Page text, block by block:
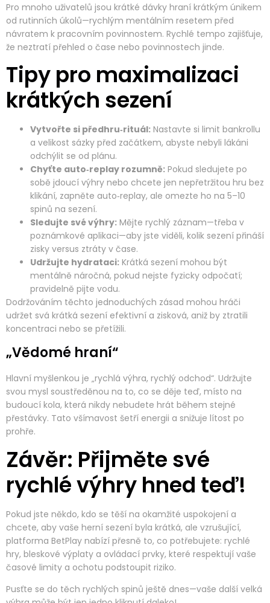
Pro mnoho uživatelů jsou krátké dávky hraní krátkým únikem
od rutinních úkolů—rychlým mentálním resetem před
návratem k pracovním povinnostem. Rychlé tempo zajišťuje,
že neztratí přehled o čase nebo povinnostech jinde.
Tipy pro maximalizaci
krátkých sezení
Vytvořte si předhru‑rituál: Nastavte si limit bankrollu
a velikost sázky před začátkem, abyste nebyli lákáni
odchýlit se od plánu.
Chyťte auto‑replay rozumně: Pokud sledujete po
sobě jdoucí výhry nebo chcete jen nepřetržitou hru bez
klikání, zapněte auto‑replay, ale omezte ho na 5–10
spinů na sezení.
Sledujte své výhry: Mějte rychlý záznam—třeba v
poznámkové aplikaci—aby jste viděli, kolik sezení přináší
zisky versus ztráty v čase.
Udržujte hydrataci: Krátká sezení mohou být
mentálně náročná, pokud nejste fyzicky odpočatí;
pravidelně pijte vodu.
Dodržováním těchto jednoduchých zásad mohou hráči
udržet svá krátká sezení efektivní a zisková, aniž by ztratili
koncentraci nebo se přetížili.
„Vědomé hraní“
Hlavní myšlenkou je „rychlá výhra, rychlý odchod“. Udržujte
svou mysl soustředěnou na to, co se děje teď, místo na
budoucí kola, která nikdy nebudete hrát během stejné
přestávky. Tato všímavost šetří energii a snižuje lítost po
prohře.
Závěr: Přijměte své
rychlé výhry hned teď!
Pokud jste někdo, kdo se těší na okamžité uspokojení a
chcete, aby vaše herní sezení byla krátká, ale vzrušující,
platforma BetPlay nabízí přesně to, co potřebujete: rychlé
hry, bleskové výplaty a ovládací prvky, které respektují vaše
časové limity a ochotu podstoupit riziko.
Pusťte se do těch rychlých spinů ještě dnes—vaše další velká